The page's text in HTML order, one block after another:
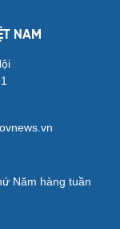
NAM
Năm hàng tuần